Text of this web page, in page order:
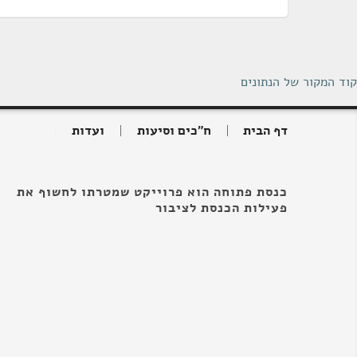
קוד המקור של הנתונים
דף הבית ח"כים וסיעות ועדות
כנסת פתוחה הוא פרוייקט שמטרתו לחשוף את
פעילות הכנסת לציבור